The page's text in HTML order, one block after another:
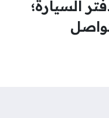
السيارة؛